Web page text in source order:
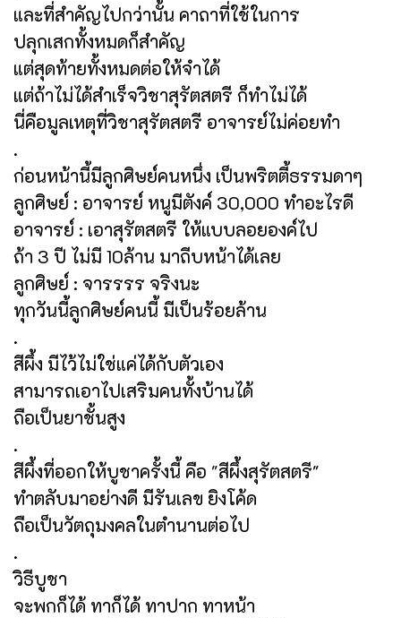
และที่สำคัญไปกว่านั้น คาถาที่ใช้ในการ
ปลุกเสกทั้งหมดก็สำคัญ
แต่สุดท้ายทั้งหมดต่อให้จำได้
แต่ถ้าไม่ได้สำเร็จวิชาสุรัตสตรี ก็ทำไม่ได้
นี่คือมูลเหตุที่วิชาสุรัตสตรี อาจารย์ไม่ค่อยทำ
.
ก่อนหน้านี้มีลูกศิษย์คนหนึ่ง เป็นพริตตี้ธรรมดาๆ
ลูกศิษย์ : อาจารย์ หนูมีตังค์ 30,000 ทำอะไรดี
อาจารย์ : เอาสุรัตสตรี ให้แบบลอยองค์ไป
ถ้า 3 ปี ไม่มี 10ล้าน มาถีบหน้าได้เลย
ลูกศิษย์ : จารรรร จริงนะ
ทุกวันนี้ลูกศิษย์คนนี้ มีเป็นร้อยล้าน
.
สีผึ้ง มีไว้ไม่ใช่แค่ได้กับตัวเอง
สามารถเอาไปเสริมคนทั้งบ้านได้
ถือเป็นยาชั้นสูง
.
สีผึ้งที่ออกให้บูชาครั้งนี้ คือ "สีผึ้งสุรัตสตรี"
ทำตลับมาอย่างดี มีรันเลข ยิงโค้ด
ถือเป็นวัตถุมงคลในตำนานต่อไป
.
วิธีบูชา
จะพกก็ได้ ทาก็ได้ ทาปาก ทาหน้า